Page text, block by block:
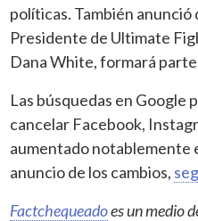
políticas. También
Presidente de Ultimate
Dana White, formará
Las búsquedas en Google
cancelar Facebook,
aumentado notablemente
anuncio de los cambios,
Factchequeadoes un medio